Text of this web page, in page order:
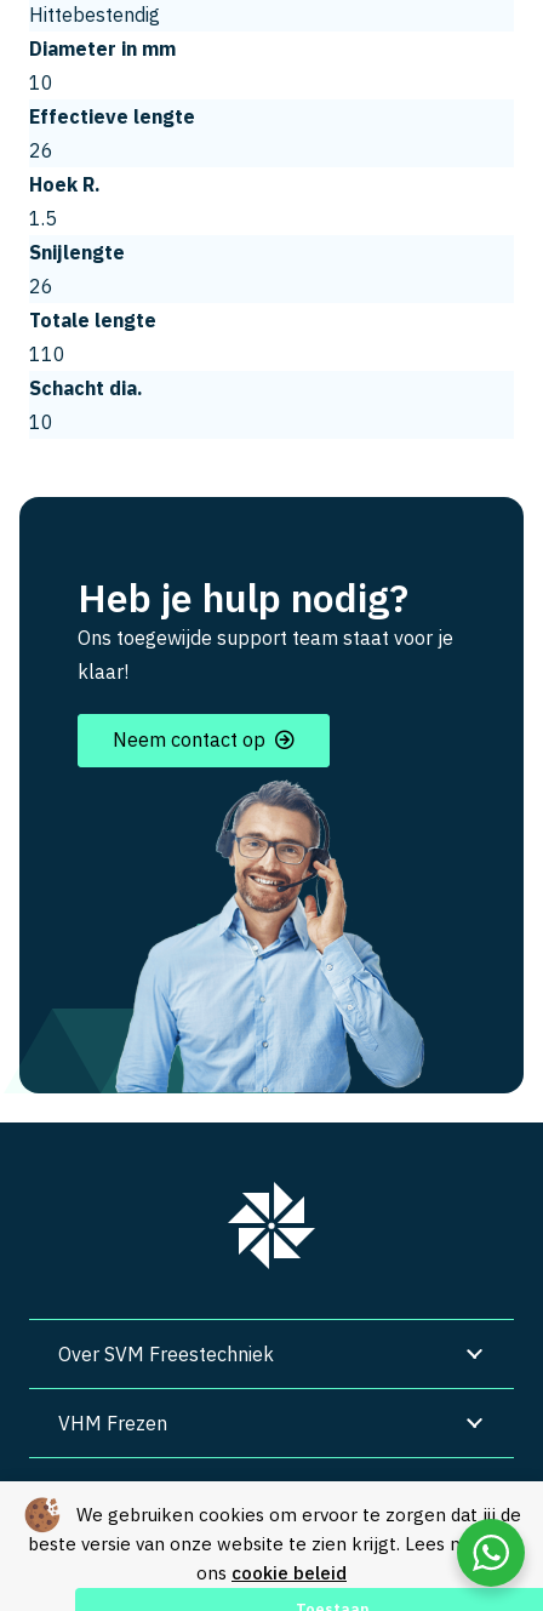
We gebruiken cookies om ervoor te zorgen dat jij de
beste versie van onze website te zien krijgt. Lees meer in
ons cookie beleid
Hittebestendig
Diameter in mm
10
Effectieve lengte
26
Hoek R.
1.5
Snijlengte
26
Totale lengte
110
Schacht dia.
10
Heb je hulp nodig?
Ons toegewijde support team staat voor je
klaar!
Neem contact op
Over SVM Freestechniek
VHM Frezen
Algemene voorwaarden | Privacy
© Copyright 2026 – SVM Freestechniek |
Webdesign by Yooker–